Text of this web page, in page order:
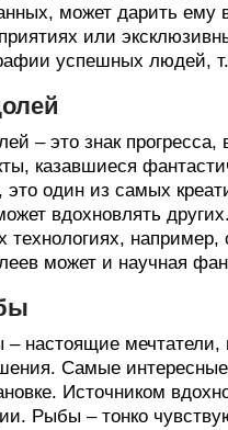
может дарить ему
или
успешных людей,
– это знак прогресса,
казавшиеся
это один из самых
вдохновлять
технологиях,
может и научная
настоящие мечтатели,
Самые
Источником
Рыбы – тонко